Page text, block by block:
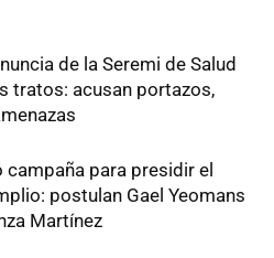
de la Seremi de Salud
tratos: acusan portazos,
campaña para presidir el
postulan Gael Yeomans
Martínez